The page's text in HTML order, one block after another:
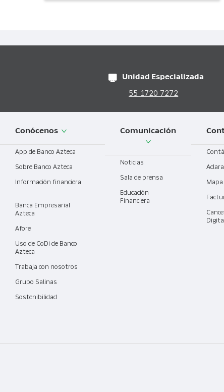
Unidad Especializada
55 1720 7272
Conócenos
App de Banco Azteca
Sobre Banco Azteca
Información financiera
Banca Empresarial
Azteca
Afore
Uso de CoDi de Banco
Azteca
Trabaja con nosotros
Grupo Salinas
Sostenibilidad
Comunicación
Noticias
Sala de prensa
Educación
Financiera